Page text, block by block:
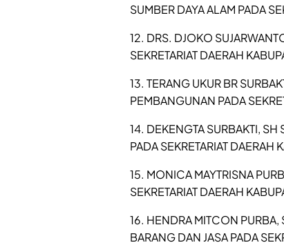
SUMBER DAYA ALAM PADA
12. DRS. DJOKO
SEKRETARIAT DAERAH
13. TERANG UKUR BR
PEMBANGUNAN PADA
14. DEKENGTA SURBAKTI, SH
PADA SEKRETARIAT DAERAH
15. MONICA MAYTRISNA
SEKRETARIAT DAERAH
16. HENDRA MITCON PURBA,
BARANG DAN JASA PADA